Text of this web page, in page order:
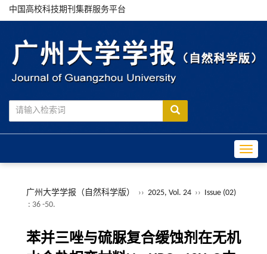
中国高校科技期刊集群服务平台
广州大学学报（自然科学版） ›› 2025, Vol. 24 ››
Issue (02)
: 36 -50.
苯并三唑与硫脲复合缓蚀剂在无机